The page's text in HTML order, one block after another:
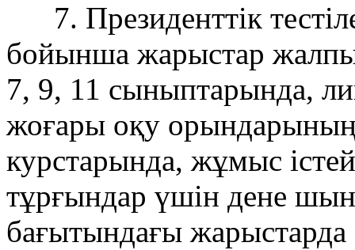
7. Президенттік
бойынша жарыстар жалпы
7, 9, 11 сыныптарында,
жоғары оқу
курстарында, жұмыс
тұрғындар үшін дене
бағытындағы жарыстарда